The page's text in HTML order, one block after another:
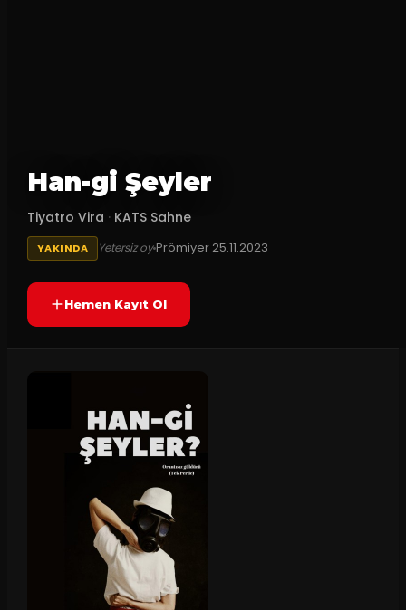
Han-gi Şeyler
Tiyatro Vira · KATS Sahne
YAKINDA Yetersiz oyPrömiyer 25.11.2023
Hemen Kayıt Ol